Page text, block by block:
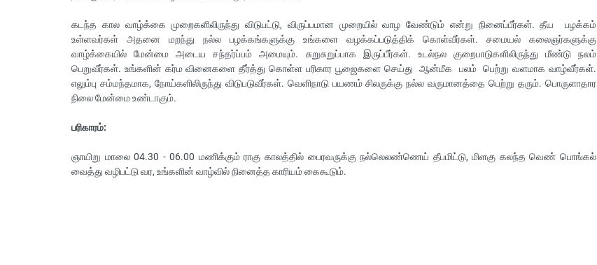
கடந்த கால வாழ்க்கை முறைகளிலிருந்து விடுபட்டு, விருப்பமான முறையில் வாழ வேண்டும் என்று நினைப்பீர்கள். தீய பழக்கம்
உள்ளவர்கள் அதனை மறந்து நல்ல பழக்கங்களுக்கு உங்களை வழக்கப்படுத்திக் கொள்வீர்கள். சமையல் கலைஞர்களுக்கு
வாழ்க்கையில் மேன்மை அடைய சந்தர்ப்பம் அமையும். சுறுசுறுப்பாக இருப்பீர்கள். உடல்நல குறைபாடுகளிலிருந்து மீண்டு நலம்
பெறுவீர்கள். உங்களின் கர்ம வினைகளை தீர்த்து கொள்ள பரிகார பூஜைகளை செய்து ஆன்மீக பலம் பெற்று வளமாக வாழ்வீர்கள்.
எலும்பு சம்மந்தமாக, நோய்களிலிருந்து விடுபடுவீர்கள். வெளிநாடு பயணம் சிலருக்கு நல்ல வருமானத்தை பெற்று தரும். பொருளாதார
நிலை மேன்மை உண்டாகும்.
பரிகாரம்:
ஞாயிறு மாலை 04.30 - 06.00 மணிக்கும் ராகு காலத்தில் பைரவருக்கு நல்லெலண்ணெய் தீபமிட்டு, மிளகு கலந்த வெண் பொங்கல்
வைத்து வழிபட்டு வர, உங்களின் வாழ்வில் நினைத்த காரியம் கைகூடும்.